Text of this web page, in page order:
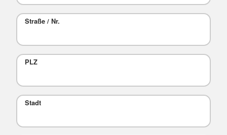
Straße / Nr.
PLZ
Stadt